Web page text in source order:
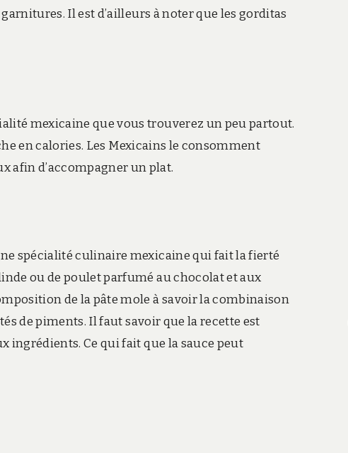
Il est d’ailleurs à noter que les gorditas
mexicaine que vous trouverez un peu partout.
en calories. Les Mexicains le consomment
afin d’accompagner un plat.
spécialité culinaire mexicaine qui fait la fierté
ou de poulet parfumé au chocolat et aux
de la pâte mole à savoir la combinaison
de piments. Il faut savoir que la recette est
ingrédients. Ce qui fait que la sauce peut